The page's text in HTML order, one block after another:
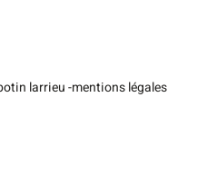
larrieu -mentions légales